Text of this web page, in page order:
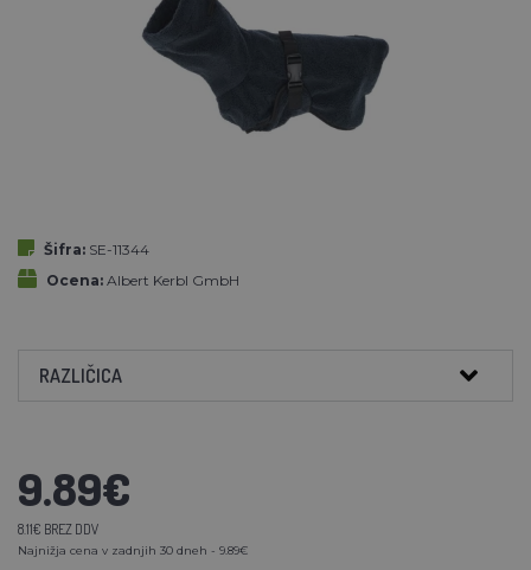
Šifra: SE-11344
Ocena: Albert Kerbl GmbH
RAZLIČICA
9.89€
8.11€ BREZ DDV
Najnižja cena v zadnjih 30 dneh - 9.89€